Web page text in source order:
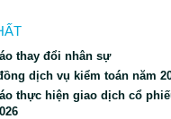
thay đổi nhân sự
dịch vụ kiểm toán năm
thực hiện giao dịch cổ